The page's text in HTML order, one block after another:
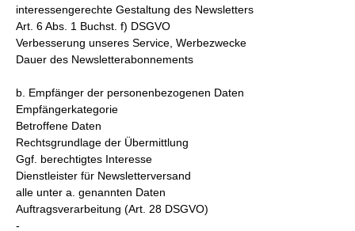
interessengerechte Gestaltung des Newsletters
Art. 6 Abs. 1 Buchst. f) DSGVO
Verbesserung unseres Service, Werbezwecke
Dauer des Newsletterabonnements
b. Empfänger der personenbezogenen Daten
Empfängerkategorie
Betroffene Daten
Rechtsgrundlage der Übermittlung
Ggf. berechtigtes Interesse
Dienstleister für Newsletterversand
alle unter a. genannten Daten
Auftragsverarbeitung (Art. 28 DSGVO)
-